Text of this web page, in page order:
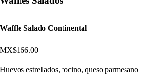
Waffle Salado Continental
MX$166.00
Huevos estrellados, tocino, queso parmesano